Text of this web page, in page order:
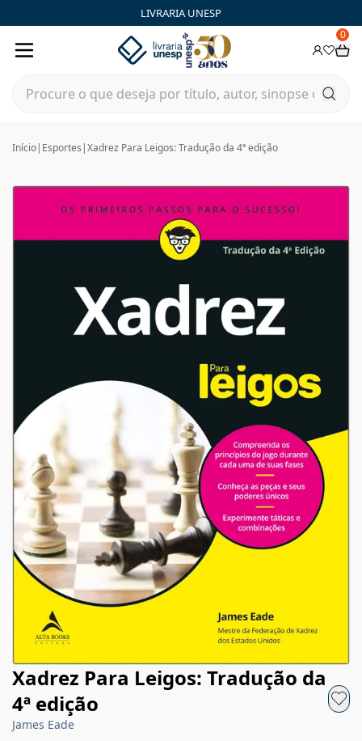
LIVRARIA UNESP
0
Início| Esportes |Xadrez Para Leigos: Tradução da 4ª edição
Xadrez Para Leigos: Tradução da
4ª edição
James Eade